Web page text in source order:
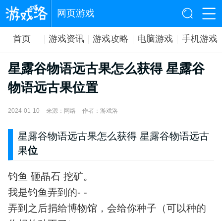
网页游戏
首页 游戏资讯 游戏攻略 电脑游戏 手机游戏
星露谷物语远古果怎么获得 星露谷
物语远古果位置
2024-01-10 来源：网络 作者：游戏洛
星露谷物语远古果怎么获得 星露谷物语远古
果位
钓鱼 砸晶石 挖矿。
我是钓鱼弄到的- -
弄到之后捐给博物馆，会给你种子（可以种的